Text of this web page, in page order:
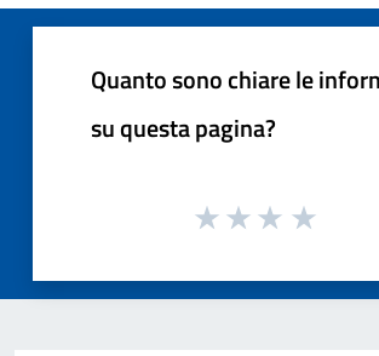
Quanto sono chiare le
su questa pagina?